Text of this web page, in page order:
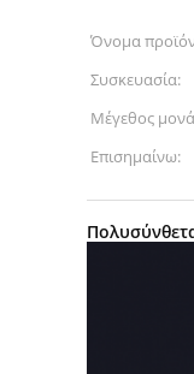
Όνομα
Συσκευασία:
Μέγεθος
Επισημαίνω: